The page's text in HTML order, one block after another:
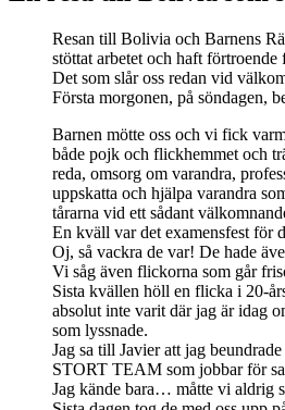
Resan till Bolivia och Barnens
stöttat arbetet och haft förtroende
Det som slår oss redan vid
Första morgonen, på söndagen,
Barnen mötte oss och vi fick
både pojk och flickhemmet och
reda, omsorg om varandra,
uppskatta och hjälpa varandra
tårarna vid ett sådant
En kväll var det examensfest för
Oj, så vackra de var! De hade
Vi såg även flickorna som går
Sista kvällen höll en flicka i 20-
absolut inte varit där jag är idag
som lyssnade.
Jag sa till Javier att jag
STORT TEAM som jobbar för
Jag kände bara… måtte vi aldrig